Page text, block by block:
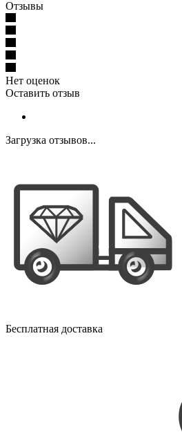
Отзывы
Нет оценок
Оставить отзыв
Загрузка отзывов...
Бесплатная доставка